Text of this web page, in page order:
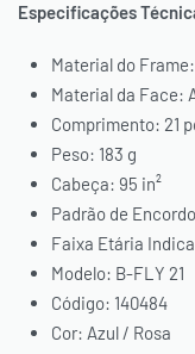
Especificações
Material do
Material da Face:
Comprimento: 21
Peso: 183 g
Cabeça: 95 in²
Padrão de
Faixa Etária
Modelo: B-FLY 21
Código: 140484
Cor: Azul / Rosa